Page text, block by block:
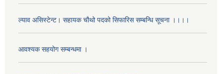
ल्याव असिस्टेन्ट। सहायक चौथो पदको सिफारिस सम्बन्धि सूचना ।।।।
आवश्यक सहयोग सम्बन्धमा ।